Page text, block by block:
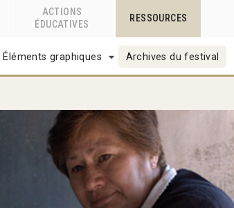
ACTIONS
ÉDUCATIVES
RESSOURCES
Éléments graphiques Archives du festival